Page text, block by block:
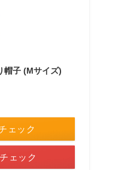
帽子 (Mサイズ)
ェック
ェック